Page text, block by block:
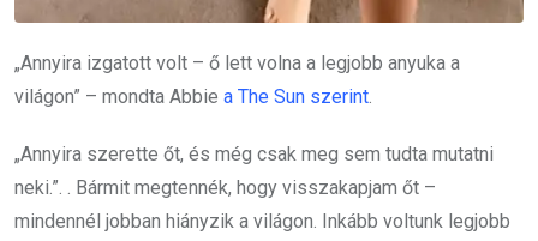
„Annyira izgatott volt – ő lett volna a legjobb anyuka a
világon” – mondta Abbie a The Sun szerint
„Annyira szerette őt, és még csak meg sem tudta mutatni
neki.”. . Bármit megtennék, hogy visszakapjam őt –
mindennél jobban hiányzik a világon. Inkább voltunk legjobb